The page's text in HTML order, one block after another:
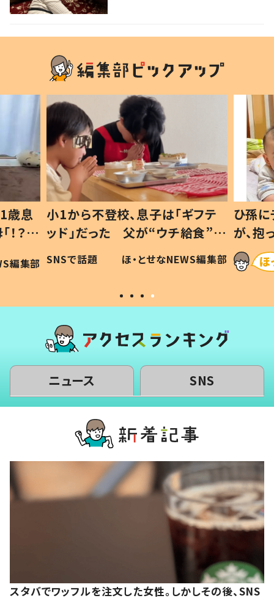
歳息
？」
編集部
小1から不登校、息子は「ギフテ
ッド」だった 父が“ウチ給食”を
作り続ける理由とは #令和の親
#令和の子
SNSで話題 ほ・とせなNEWS編集部
ひ孫
が、
「涙が
い」
ニュース SNS
スタバでワッフルを注文した女性。しかしその後、SNS